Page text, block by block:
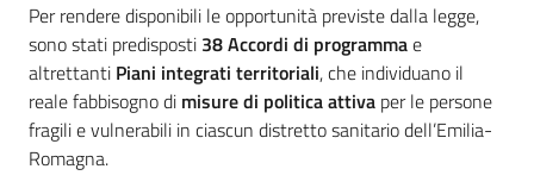
Fondo
sociale
europeo
Plus
Per rendere disponibili le opportunità previste dalla legge,
sono stati predisposti 38 Accordi di programmae
altrettanti Piani integrati territoriali, che individuano il
reale fabbisogno di misure di politica attiva per le persone
fragili e vulnerabili in ciascun distretto sanitario dell’Emilia-
Romagna.